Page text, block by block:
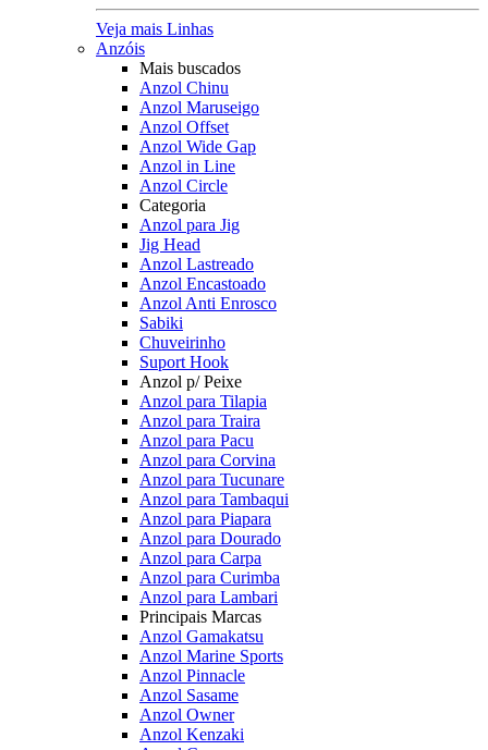
Veja mais Linhas
Anzóis
Mais buscados
Anzol Chinu
Anzol Maruseigo
Anzol Offset
Anzol Wide Gap
Anzol in Line
Anzol Circle
Categoria
Anzol para Jig
Jig Head
Anzol Lastreado
Anzol Encastoado
Anzol Anti Enrosco
Sabiki
Chuveirinho
Suport Hook
Anzol p/ Peixe
Anzol para Tilapia
Anzol para Traira
Anzol para Pacu
Anzol para Corvina
Anzol para Tucunare
Anzol para Tambaqui
Anzol para Piapara
Anzol para Dourado
Anzol para Carpa
Anzol para Curimba
Anzol para Lambari
Principais Marcas
Anzol Gamakatsu
Anzol Marine Sports
Anzol Pinnacle
Anzol Sasame
Anzol Owner
Anzol Kenzaki